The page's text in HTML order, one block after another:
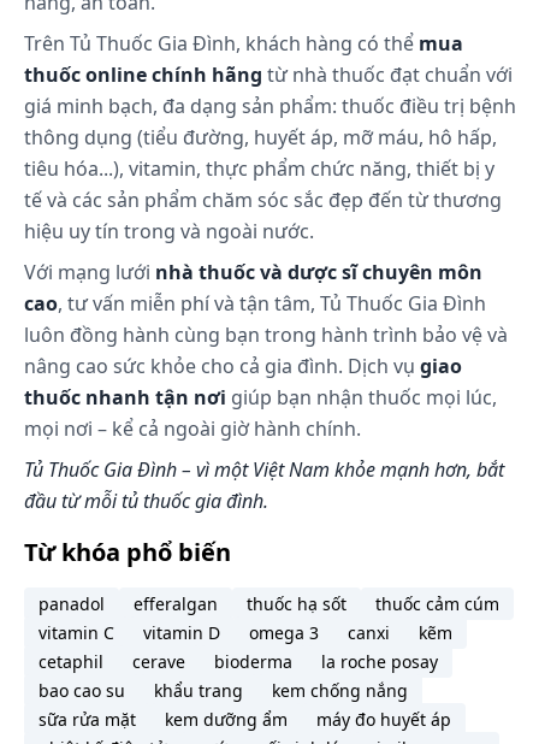
của virus cúm cả 2 type A va B. OC vừa ức chế sự lây
nhiễm và sao chép của virus cúm in-vitro, vừa ức
chế sự sao chép và tính gây bệnh của virus cúm in-
vivo.
Dược động học
Hấp thu:Oseltamivirđược hấp thu nhanh chóng ở
đường tiêu hóa sau khi uống và một phần lớn
thuốcđược chuyển hóa thành chất có hoạt tính,
chủ yếu nhờ men esterase trong gan.
Phân bố: Thể tích phân bố trung bình (Vss) của chất
chuyển hóa có hoạt tính là khoảng 23 lít ở người.
Chuyển hóa: Một lượng lớn oseltamivir phosphate
được chuyển hóa thành chất chuyển hóa có hoạt
tính nhờ men esterase, men này khu trú chủ yếu ở
gan. Cả oseltamivir lẫn chất chuyển hóa có hoạt
tính đều không phải là cơ chất hoặc chất ức chế của
các đồng dạng cytochrome P450.
phần lớn (> 90%) bằng cách chuyển thành chất
chuyển hóa có hoạt tính. Chất này không bị chuyển
hóa tiếp mà bị thải trừ qua nước tiểu.
Cách dùng và liều dùng:
Trên Tủ Thuốc Gia Đình, khách hàng có thể mua
thuốc online chính hãng từ nhà thuốc đạt chuẩn với
giá minh bạch, đa dạng sản phẩm: thuốc điều trị bệnh
thông dụng (tiểu đường, huyết áp, mỡ máu, hô hấp,
tiêu hóa...), vitamin, thực phẩm chức năng, thiết bị y
tế và các sản phẩm chăm sóc sắc đẹp đến từ thương
hiệu uy tín trong và ngoài nước.
Với mạng lưới nhà thuốc và dược sĩ chuyên môn
cao, tư vấn miễn phí và tận tâm, Tủ Thuốc Gia Đình
luôn đồng hành cùng bạn trong hành trình bảo vệ và
nâng cao sức khỏe cho cả gia đình. Dịch vụ giao
thuốc nhanh tận nơi giúp bạn nhận thuốc mọi lúc,
mọi nơi – kể cả ngoài giờ hành chính.
Tủ Thuốc Gia Đình – vì một Việt Nam khỏe mạnh hơn, bắt
đầu từ mỗi tủ thuốc gia đình.
Từ khóa phổ biến
panadol efferalgan thuốc hạ sốt
thuốc cảm cúm
vitamin C
vitamin D omega 3 canxi
kẽm
cetaphil
cerave bioderma
la roche posay
bao cao su
khẩu trang
kem chống nắng
sữa rửa mặt
kem dưỡng ẩm
máy đo huyết áp